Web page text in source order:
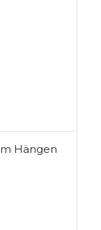
Hängen